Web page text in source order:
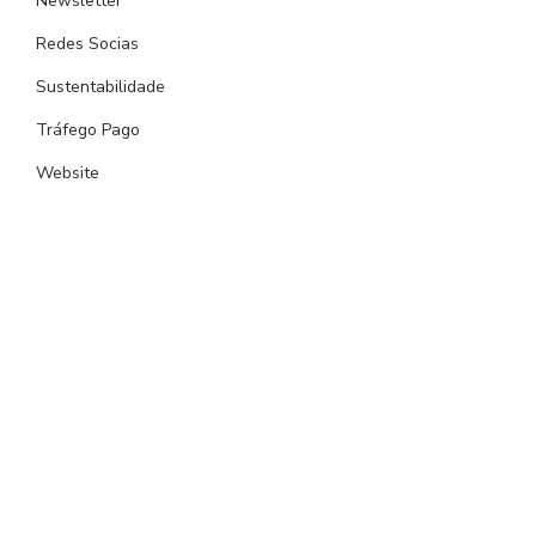
Redes Socias
Sustentabilidade
Tráfego Pago
Website